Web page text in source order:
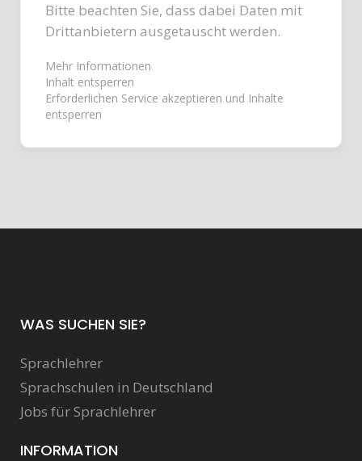
Bitte beachten Sie, dass dabei Daten mit
Drittanbietern ausgetauscht werden.
Mehr Informationen
Inhalt entsperren
Erforderlichen Service akzeptieren und Inhalte
entsperren
WAS SUCHEN SIE?
Sprachlehrer
Sprachschulen in Deutschland
Jobs für Sprachlehrer
INFORMATION